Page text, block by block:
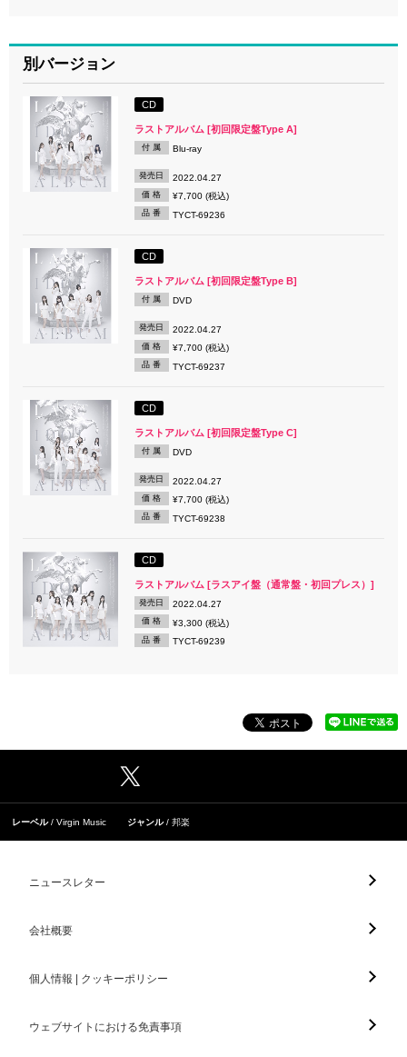
別バージョン
CD
ラストアルバム [初回限定盤Type A]
付 属 Blu-ray
発売日 2022.04.27
価 格 ¥7,700 (税込)
品 番 TYCT-69236
CD
ラストアルバム [初回限定盤Type B]
付 属 DVD
発売日 2022.04.27
価 格 ¥7,700 (税込)
品 番 TYCT-69237
CD
ラストアルバム [初回限定盤Type C]
付 属 DVD
発売日 2022.04.27
価 格 ¥7,700 (税込)
品 番 TYCT-69238
CD
ラストアルバム [ラスアイ盤（通常盤・初回プレス）]
発売日 2022.04.27
価 格 ¥3,300 (税込)
品 番 TYCT-69239
レーベル Virgin Music ジャンル 邦楽
ニュースレター
会社概要
個人情報 | クッキーポリシー
ウェブサイトにおける免責事項